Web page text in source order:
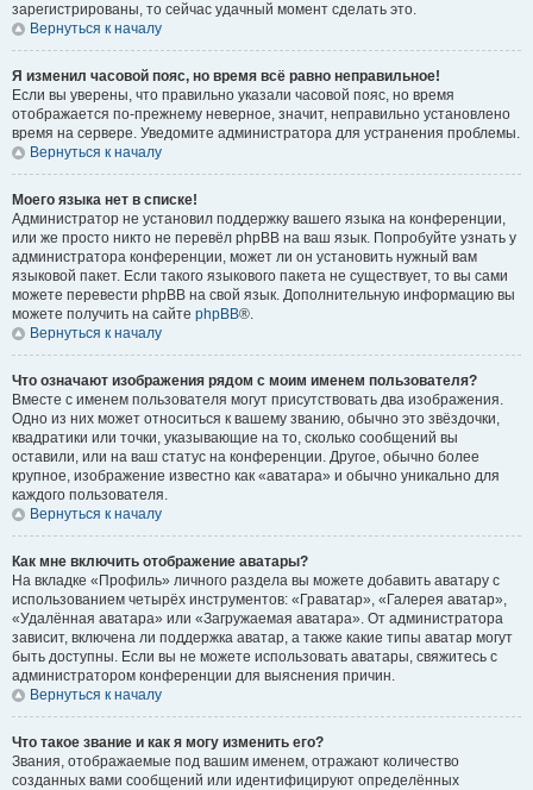
зарегистрированы, то сейчас удачный момент сделать это.
Вернуться к началу
Я изменил часовой пояс, но время всё равно неправильное!
Если вы уверены, что правильно указали часовой пояс, но время
отображается по-прежнему неверное, значит, неправильно установлено
время на сервере. Уведомите администратора для устранения проблемы.
Вернуться к началу
Моего языка нет в списке!
Администратор не установил поддержку вашего языка на конференции,
или же просто никто не перевёл phpBB на ваш язык. Попробуйте узнать у
администратора конференции, может ли он установить нужный вам
языковой пакет. Если такого языкового пакета не существует, то вы сами
можете перевести phpBB на свой язык. Дополнительную информацию вы
можете получить на сайте phpBB®.
Вернуться к началу
Что означают изображения рядом с моим именем пользователя?
Вместе с именем пользователя могут присутствовать два изображения.
Одно из них может относиться к вашему званию, обычно это звёздочки,
квадратики или точки, указывающие на то, сколько сообщений вы
оставили, или на ваш статус на конференции. Другое, обычно более
крупное, изображение известно как «аватара» и обычно уникально для
каждого пользователя.
Вернуться к началу
Как мне включить отображение аватары?
На вкладке «Профиль» личного раздела вы можете добавить аватару с
использованием четырёх инструментов: «Граватар», «Галерея аватар»,
«Удалённая аватара» или «Загружаемая аватара». От администратора
зависит, включена ли поддержка аватар, а также какие типы аватар могут
быть доступны. Если вы не можете использовать аватары, свяжитесь с
администратором конференции для выяснения причин.
Вернуться к началу
Что такое звание и как я могу изменить его?
Звания, отображаемые под вашим именем, отражают количество
созданных вами сообщений или идентифицируют определённых